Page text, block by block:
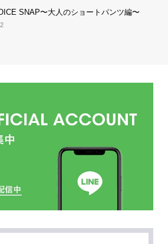
SNAP〜大人のショートパンツ編〜